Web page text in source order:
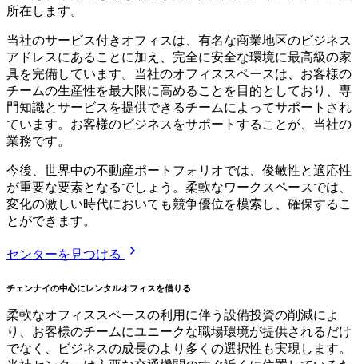
所在します。
当社のサービス付きオフィスは、有名な商業地区のビジネス
アドレスにあることに加え、完全に安全な環境に最高級の家
具を完備しています。当社のオフィススペースは、お客様の
チームの生産性を最大限に高めることを目的としており、専
門知識とサービスを提供できるチームによってサポートされ
ています。お客様のビジネスをサポートすることが、当社の
業務です。
今後、世界中の不動産ポートフォリオでは、俊敏性と適応性
が重要な要素となるでしょう。柔軟なワークスペースでは、
変化の激しい時代においても競争優位を模索し、確保するこ
とができます。
センターを見つける
チェンナイの中心にレンタルオフィスを借りる
柔軟なオフィススペースの利用に伴う設備投資の削減によ
り、お客様のチームにユニークな職場環境が提供されるだけ
でなく、ビジネスの成長のより多くの選択性も実現します。